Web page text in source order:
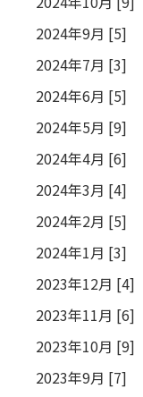
2024年9月 [5]
2024年7月 [3]
2024年6月 [5]
2024年5月 [9]
2024年4月 [6]
2024年3月 [4]
2024年2月 [5]
2024年1月 [3]
2023年12月 [4]
2023年11月 [6]
2023年10月 [9]
2023年9月 [7]